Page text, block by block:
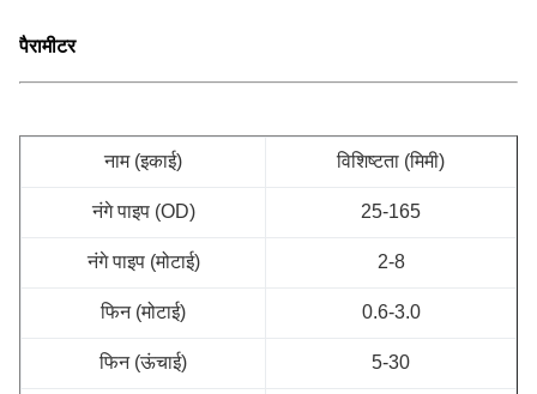
पैरामीटर
नाम (इकाई) विशिष्टता (मिमी)
नंगे पाइप (OD) 25-165
नंगे पाइप (मोटाई) 2-8
फिन (मोटाई) 0.6-3.0
फिन (ऊंचाई) 5-30